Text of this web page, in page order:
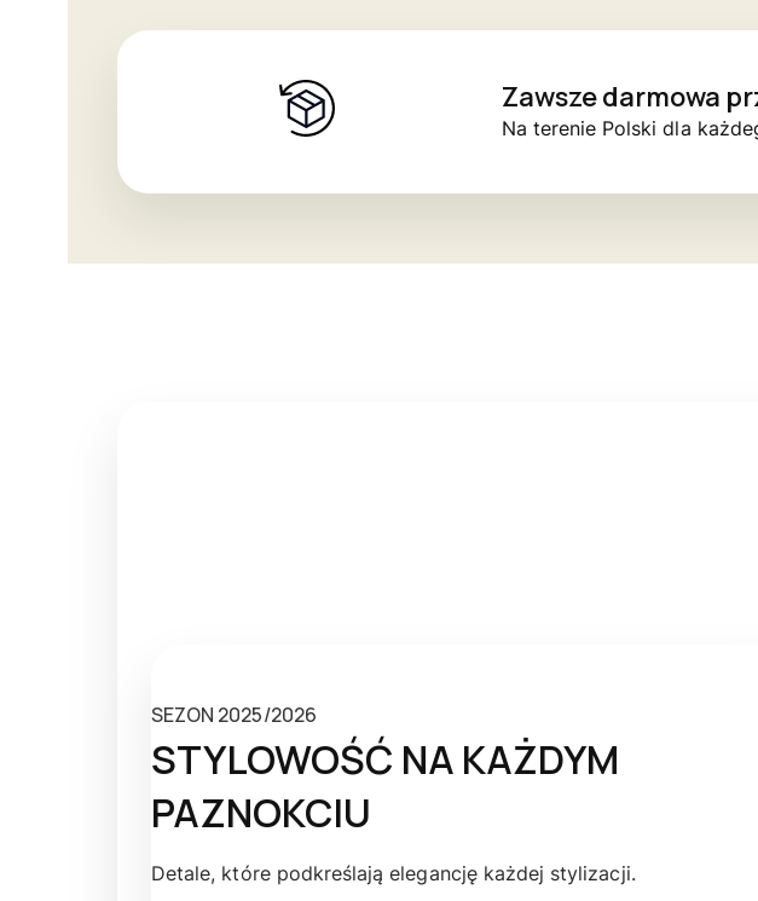
Zawsze darmowa
Na terenie Polski dla
SEZON 2025/2026
STYLOWOŚĆ NA KAŻDYM
PAZNOKCIU
Detale, które podkreślają elegancję każdej stylizacji.